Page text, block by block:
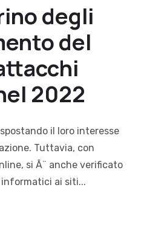
degli
del
2022
il loro interesse
Tuttavia, con
si Ã¨ anche verificato
ai siti...